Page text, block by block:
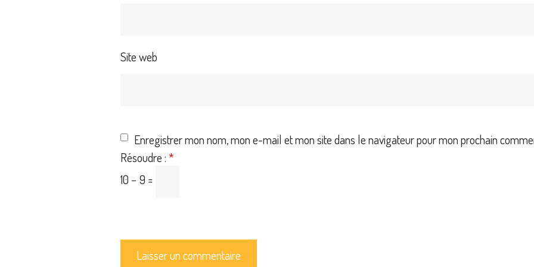
Site web
Enregistrer mon nom, mon e-mail et mon site dans le navigateur pour mon prochain
Résoudre :*
10 − 9 =